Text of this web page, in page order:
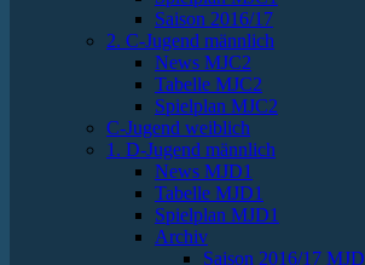
Saison 2016/17
2. C-Jugend männlich
News MJC2
Tabelle MJC2
Spielplan MJC2
C-Jugend weiblich
1. D-Jugend männlich
News MJD1
Tabelle MJD1
Spielplan MJD1
Archiv
Saison 2016/17 MJD